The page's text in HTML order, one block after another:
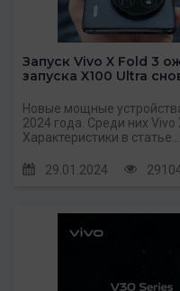
Запуск Vivo X Fold 3
запуска X100 Ultra
Новые мощные
2024 года. Среди них Vivo
Характеристики в статье...
29.01.2024